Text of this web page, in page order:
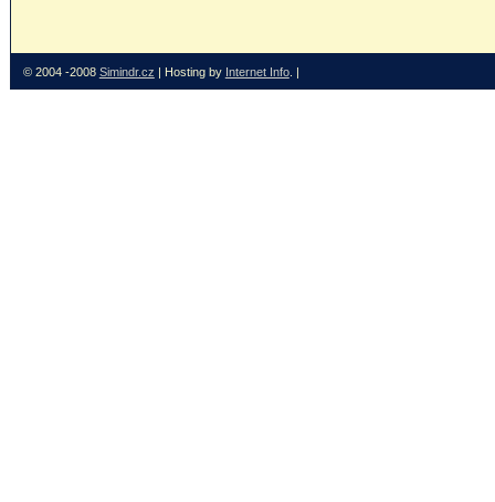
© 2004 -2008 Simindr.cz | Hosting by Internet Info. |